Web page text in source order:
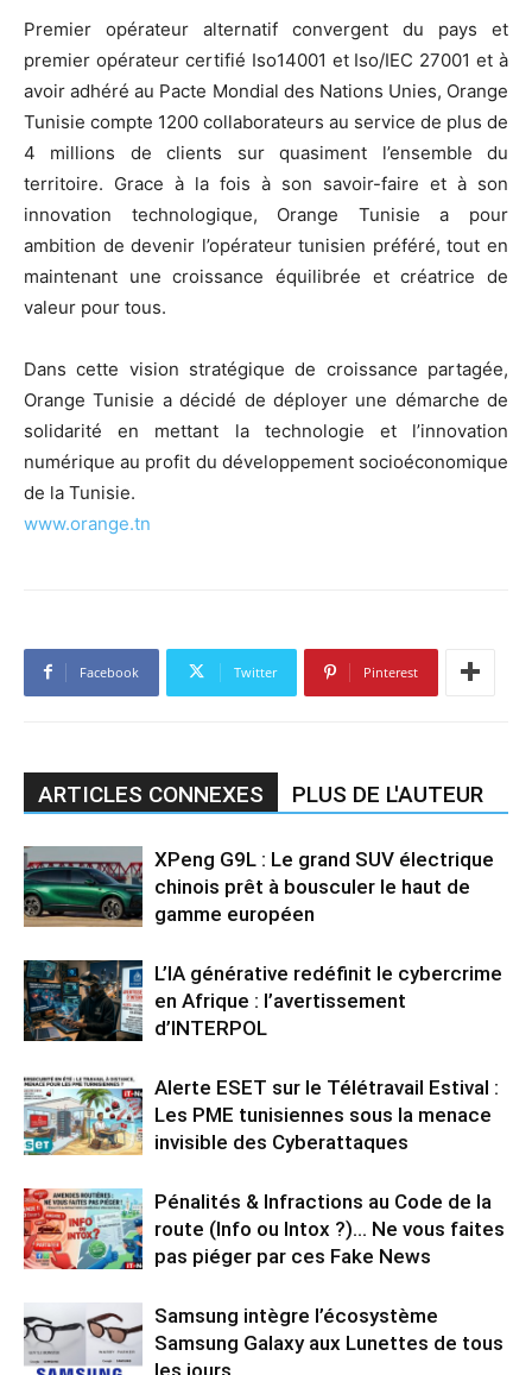
Premier opérateur alternatif convergent du pays et
premier opérateur certifié Iso14001 et Iso/IEC 27001 et à
avoir adhéré au Pacte Mondial des Nations Unies, Orange
Tunisie compte 1200 collaborateurs au service de plus de
4 millions de clients sur quasiment l’ensemble du
territoire. Grace à la fois à son savoir-faire et à son
innovation technologique, Orange Tunisie a pour
ambition de devenir l’opérateur tunisien préféré, tout en
maintenant une croissance équilibrée et créatrice de
valeur pour tous.
Dans cette vision stratégique de croissance partagée,
Orange Tunisie a décidé de déployer une démarche de
solidarité en mettant la technologie et l’innovation
numérique au profit du développement socioéconomique
de la Tunisie.
www.orange.tn
Facebook Twitter Pinterest
ARTICLES CONNEXES PLUS DE L'AUTEUR
XPeng G9L : Le grand SUV électrique
chinois prêt à bousculer le haut de
gamme européen
L’IA générative redéfinit le cybercrime
en Afrique : l’avertissement
d’INTERPOL
Alerte ESET sur le Télétravail Estival :
Les PME tunisiennes sous la menace
invisible des Cyberattaques
Pénalités & Infractions au Code de la
route (Info ou Intox ?)… Ne vous faites
pas piéger par ces Fake News
Samsung intègre l’écosystème
Samsung Galaxy aux Lunettes de tous
les jours